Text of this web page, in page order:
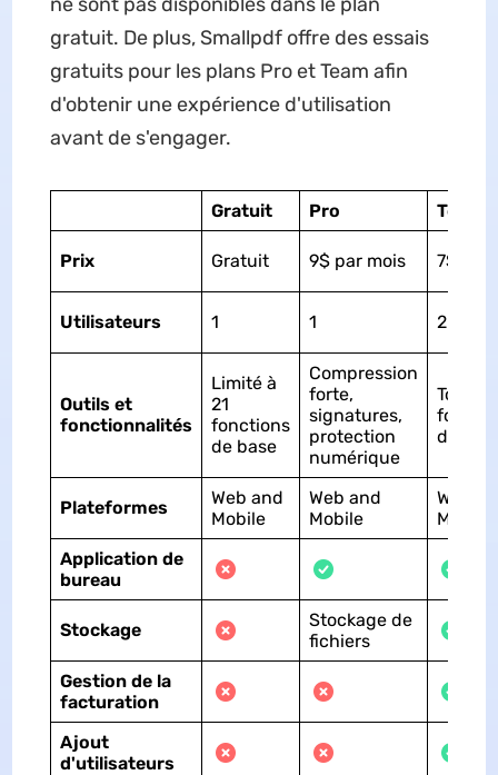
gratuit. De plus, Smallpdf offre des essais
gratuits pour les plans Pro et Team afin
d'obtenir une expérience d'utilisation
avant de s'engager.
Gratuit Pro Team
Prix Gratuit 9$ par mois 7$ par
Utilisateurs 1 1 2-14
Outils et
fonctionnalités
Limité à
21
fonctions
de base
Compression
forte,
signatures,
protection
numérique
Toutes
du
Plateformes
Web and
Mobile
Web and
Mobile
Web
Mobile
Application de
bureau
Stockage
Stockage de
fichiers
Gestion de la
facturation
Ajout
d'utilisateurs